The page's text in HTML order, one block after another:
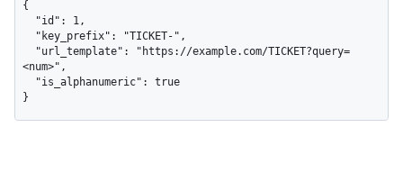
{
<num>",
}